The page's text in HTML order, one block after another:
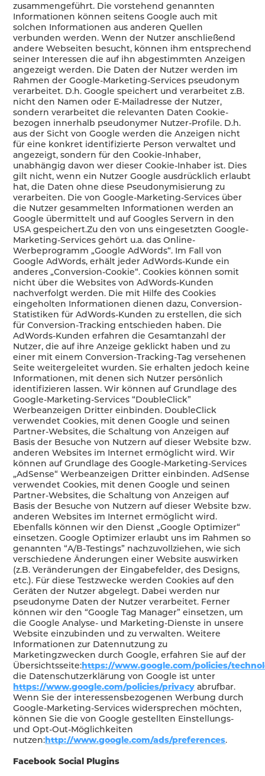
zusammengeführt. Die vorstehend genannten
Informationen können seitens Google auch mit
solchen Informationen aus anderen Quellen
verbunden werden. Wenn der Nutzer anschließend
andere Webseiten besucht, können ihm entsprechend
seiner Interessen die auf ihn abgestimmten Anzeigen
angezeigt werden. Die Daten der Nutzer werden im
Rahmen der Google-Marketing-Services pseudonym
verarbeitet. D.h. Google speichert und verarbeitet z.B.
nicht den Namen oder E-Mailadresse der Nutzer,
sondern verarbeitet die relevanten Daten Cookie-
bezogen innerhalb pseudonymer Nutzer-Profile. D.h.
aus der Sicht von Google werden die Anzeigen nicht
für eine konkret identifizierte Person verwaltet und
angezeigt, sondern für den Cookie-Inhaber,
unabhängig davon wer dieser Cookie-Inhaber ist. Dies
gilt nicht, wenn ein Nutzer Google ausdrücklich erlaubt
hat, die Daten ohne diese Pseudonymisierung zu
verarbeiten. Die von Google-Marketing-Services über
die Nutzer gesammelten Informationen werden an
Google übermittelt und auf Googles Servern in den
USA gespeichert.Zu den von uns eingesetzten Google-
Marketing-Services gehört u.a. das Online-
Werbeprogramm „Google AdWords“. Im Fall von
Google AdWords, erhält jeder AdWords-Kunde ein
anderes „Conversion-Cookie“. Cookies können somit
nicht über die Websites von AdWords-Kunden
nachverfolgt werden. Die mit Hilfe des Cookies
eingeholten Informationen dienen dazu, Conversion-
Statistiken für AdWords-Kunden zu erstellen, die sich
für Conversion-Tracking entschieden haben. Die
AdWords-Kunden erfahren die Gesamtanzahl der
Nutzer, die auf ihre Anzeige geklickt haben und zu
einer mit einem Conversion-Tracking-Tag versehenen
Seite weitergeleitet wurden. Sie erhalten jedoch keine
Informationen, mit denen sich Nutzer persönlich
identifizieren lassen. Wir können auf Grundlage des
Google-Marketing-Services “DoubleClick”
Werbeanzeigen Dritter einbinden. DoubleClick
verwendet Cookies, mit denen Google und seinen
Partner-Websites, die Schaltung von Anzeigen auf
Basis der Besuche von Nutzern auf dieser Website bzw.
anderen Websites im Internet ermöglicht wird. Wir
können auf Grundlage des Google-Marketing-Services
„AdSense“ Werbeanzeigen Dritter einbinden. AdSense
verwendet Cookies, mit denen Google und seinen
Partner-Websites, die Schaltung von Anzeigen auf
Basis der Besuche von Nutzern auf dieser Website bzw.
anderen Websites im Internet ermöglicht wird.
Ebenfalls können wir den Dienst „Google Optimizer“
einsetzen. Google Optimizer erlaubt uns im Rahmen so
genannten “A/B-Testings” nachzuvollziehen, wie sich
verschiedene Änderungen einer Website auswirken
(z.B. Veränderungen der Eingabefelder, des Designs,
etc.). Für diese Testzwecke werden Cookies auf den
Geräten der Nutzer abgelegt. Dabei werden nur
pseudonyme Daten der Nutzer verarbeitet. Ferner
können wir den “Google Tag Manager” einsetzen, um
die Google Analyse- und Marketing-Dienste in unsere
Website einzubinden und zu verwalten. Weitere
Informationen zur Datennutzung zu
Marketingzwecken durch Google, erfahren Sie auf der
Übersichtsseite:https://www.google.com/policies/
die Datenschutzerklärung von Google ist unter
https://www.google.com/policies/privacy abrufbar.
Wenn Sie der interessensbezogenen Werbung durch
Google-Marketing-Services widersprechen möchten,
können Sie die von Google gestellten Einstellungs-
und Opt-Out-Möglichkeiten
nutzen:http://www.google.com/ads/preferences.
Facebook Social Plugins